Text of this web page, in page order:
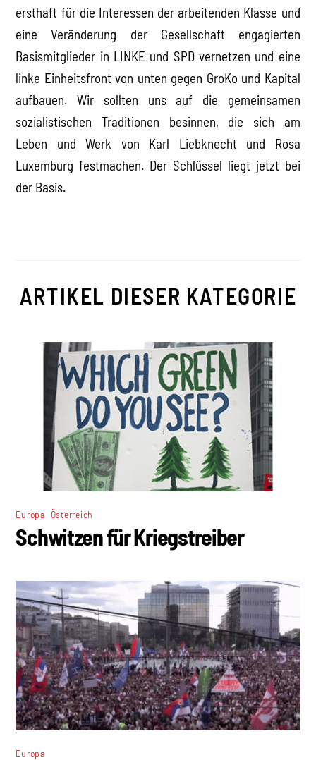
ersthaft für die Interessen der arbeitenden Klasse und
eine Veränderung der Gesellschaft engagierten
Basismitglieder in LINKE und SPD vernetzen und eine
linke Einheitsfront von unten gegen GroKo und Kapital
aufbauen. Wir sollten uns auf die gemeinsamen
sozialistischen Traditionen besinnen, die sich am
Leben und Werk von Karl Liebknecht und Rosa
Luxemburg festmachen. Der Schlüssel liegt jetzt bei
der Basis.
ARTIKEL DIESER KATEGORIE
Europa Österreich
Schwitzen für Kriegstreiber
Europa